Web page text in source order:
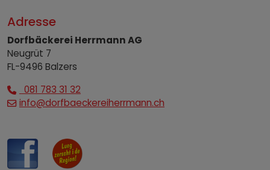
Adresse
Dorfbäckerei Herrmann AG
Neugrüt 7
FL-9496 Balzers
081 783 31 32
info@dorfbaeckereiherrmann.ch